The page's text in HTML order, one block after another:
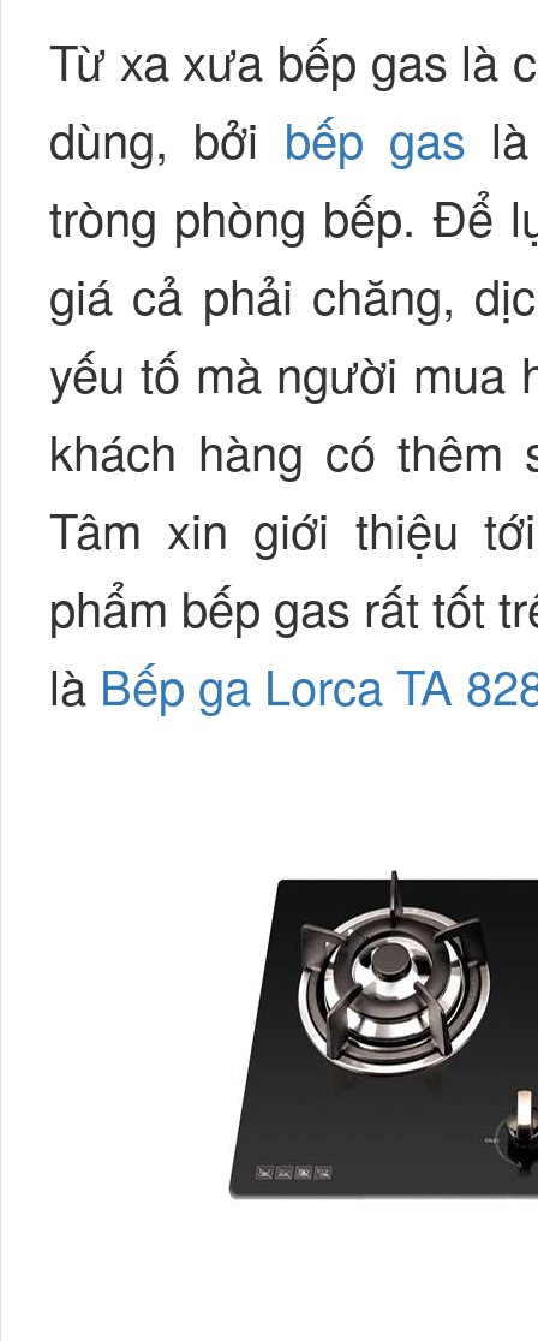
Từ xa xưa bếp gas là
dùng, bởi bếp gas
tròng phòng bếp. Để
giá cả phải chăng,
yếu tố mà người mua
khách hàng có thêm
Tâm xin giới thiệu
phẩm bếp gas rất tốt
là Bếp ga Lorca TA